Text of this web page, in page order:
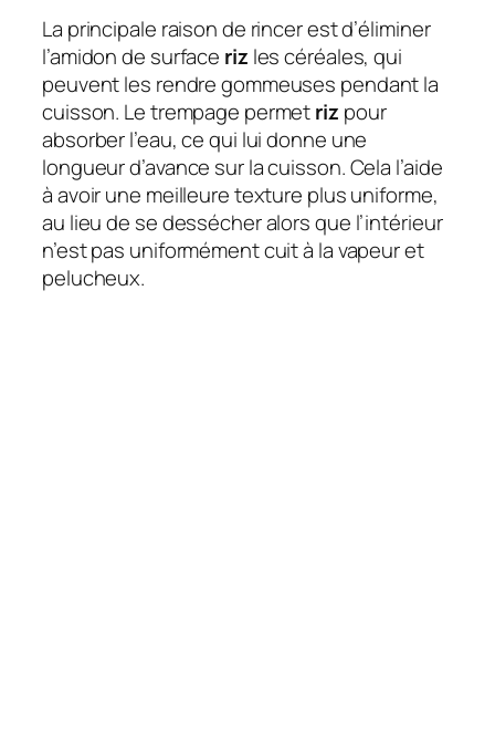
La principale raison de rincer est d’éliminer
l’amidon de surface riz les céréales, qui
peuvent les rendre gommeuses pendant la
cuisson. Le trempage permetriz pour
absorber l’eau, ce qui lui donne une
longueur d’avance sur la cuisson. Cela l’aide
à avoir une meilleure texture plus uniforme,
au lieu de se dessécher alors que l’intérieur
n’est pas uniformément cuit à la vapeur et
pelucheux.